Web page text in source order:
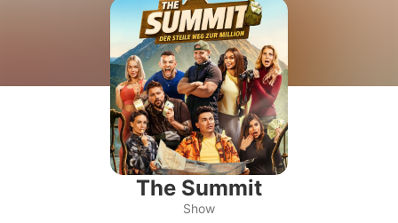
Filme & Serien
Lifestyle
Familie & Liebe
Promiflash Exklusiv
Alle Themen auf Promiflash
The Summit
Show